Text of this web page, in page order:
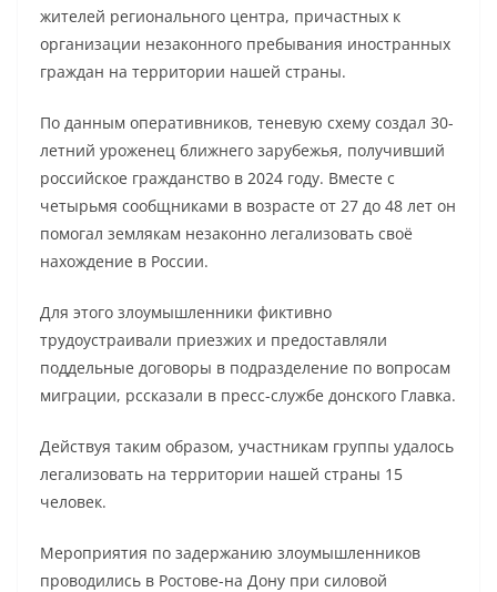
жителей регионального центра, причастных к
организации незаконного пребывания иностранных
граждан на территории нашей страны.
По данным оперативников, теневую схему создал 30-
летний уроженец ближнего зарубежья, получивший
российское гражданство в 2024 году. Вместе с
четырьмя сообщниками в возрасте от 27 до 48 лет он
помогал землякам незаконно легализовать своё
нахождение в России.
Для этого злоумышленники фиктивно
трудоустраивали приезжих и предоставляли
поддельные договоры в подразделение по вопросам
миграции, рссказали в пресс-службе донского Главка.
Действуя таким образом, участникам группы удалось
легализовать на территории нашей страны 15
человек.
Мероприятия по задержанию злоумышленников
проводились в Ростове-на Дону при силовой